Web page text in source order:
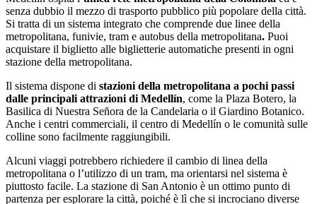
senza dubbio il mezzo di trasporto pubblico più popolare della città.
Si tratta di un sistema integrato che comprende due linee della
metropolitana, funivie, tram e autobus della metropolitana. Puoi
acquistare il biglietto alle biglietterie automatiche presenti in ogni
stazione della metropolitana.
Il sistema dispone di stazioni della metropolitana a pochi passi
dalle principali attrazioni di Medellín, come la Plaza Botero, la
Basilica di Nuestra Señora de la Candelaria o il Giardino Botanico.
Anche i centri commerciali, il centro di Medellín o le comunità sulle
colline sono facilmente raggiungibili.
Alcuni viaggi potrebbero richiedere il cambio di linea della
metropolitana o l’utilizzo di un tram, ma orientarsi nel sistema è
piuttosto facile. La stazione di San Antonio è un ottimo punto di
partenza per esplorare la città, poiché è lì che si incrociano diverse